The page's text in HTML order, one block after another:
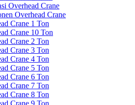
Overhead Crane
Overhead Crane
Crane 1 Ton
Crane 10 Ton
Crane 2 Ton
Crane 3 Ton
Crane 4 Ton
Crane 5 Ton
Crane 6 Ton
Crane 7 Ton
Crane 8 Ton
Crane 9 Ton